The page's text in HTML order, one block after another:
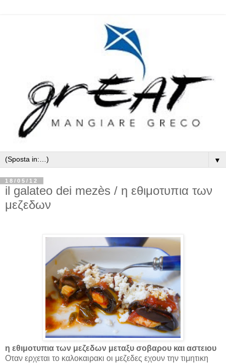
▼
18/05/12
il galateo dei mezès / η εθιμοτυπια των
μεζεδων
η εθιμοτυπια των μεζεδων μεταξυ σοβαρου και αστειου
Οταν ερχεται το καλοκαιρακι οι μεζεδες εχουν την τιμητικη